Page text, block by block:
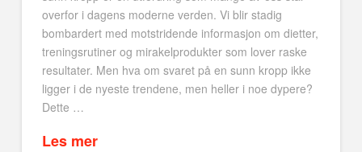
overfor i dagens moderne verden. Vi blir stadig
bombardert med motstridende informasjon om dietter,
treningsrutiner og mirakelprodukter som lover raske
resultater. Men hva om svaret på en sunn kropp ikke
ligger i de nyeste trendene, men heller i noe dypere?
Dette …
Les mer